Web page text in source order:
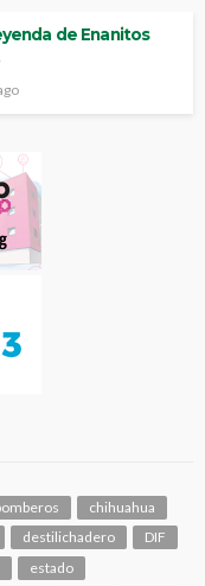
de Enanitos
chihuahua
destilichadero
DIF
estado